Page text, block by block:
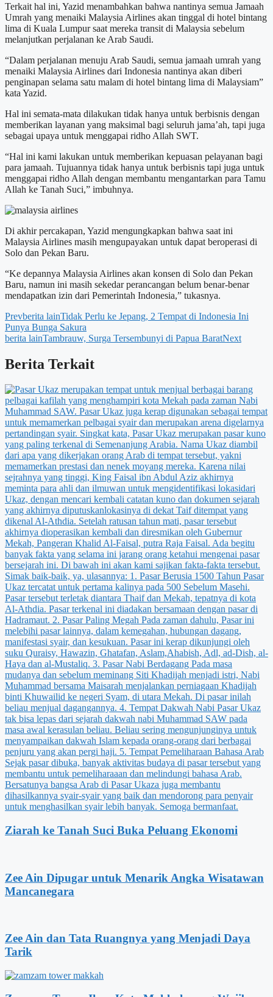
Terkait hal ini, Yazid menambahkan bahwa nantinya semua Jamaah
Umrah yang menaiki Malaysia Airlines akan tinggal di hotel bintang
lima di Kuala Lumpur saat mereka transit di Malaysia sebelum
melanjutkan perjalanan ke Arab Saudi.
“Dalam perjalanan menuju Arab Saudi, semua jamaah umrah yang
menaiki Malaysia Airlines dari Indonesia nantinya akan diberi
penginapan selama satu malam di hotel bintang lima di Malaysiam”
kata Yazid.
Hal ini semata-mata dilakukan tidak hanya untuk berbisnis dengan
memberikan layanan yang maksimal bagi seluruh jama’ah, tapi juga
sebagai upaya untuk menggapai ridho Allah SWT.
“Hal ini kami lakukan untuk memberikan kepuasan pelayanan bagi
para jamaah. Tujuannya tidak hanya untuk berbisnis tapi juga untuk
menggapai ridho Allah dengan membantu mengantarkan para Tamu
Allah ke Tanah Suci,” imbuhnya.
Di akhir percakapan, Yazid mengungkapkan bahwa saat ini
Malaysia Airlines masih mengupayakan untuk dapat beroperasi di
Solo dan Pekan Baru.
“Ke depannya Malaysia Airlines akan konsen di Solo dan Pekan
Baru, namun ini masih sekedar perancangan belum benar-benar
mendapatkan izin dari Pemerintah Indonesia,” tukasnya.
Prevberita lainTidak Perlu ke Jepang, 2 Tempat di Indonesia Ini
Punya Bunga Sakura
berita lainTambrauw, Surga Tersembunyi di Papua BaratNext
Berita Terkait
Ziarah ke Tanah Suci Buka Peluang Ekonomi
Zee Ain Dipugar untuk Menarik Angka Wisatawan
Mancanegara
Zee Ain dan Tata Ruangnya yang Menjadi Daya
Tarik